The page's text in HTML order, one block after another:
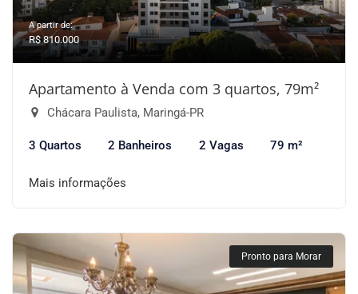
A partir de:
R$ 810.000
Apartamento à Venda com 3 quartos, 79m²
Chácara Paulista, Maringá-PR
3 Quartos 2 Banheiros 2 Vagas 79 m²
Mais informações
Pronto para Morar